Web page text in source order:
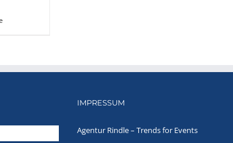
IMPRESSUM
Agentur Rindle – Trends for Events